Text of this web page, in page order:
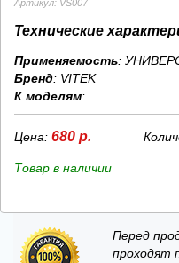
Артикул: VS007
Технические
Применяемость:
Бренд: VITEK
К моделям:
Цена: 680 р.
Товар в наличии
Перед
проходят